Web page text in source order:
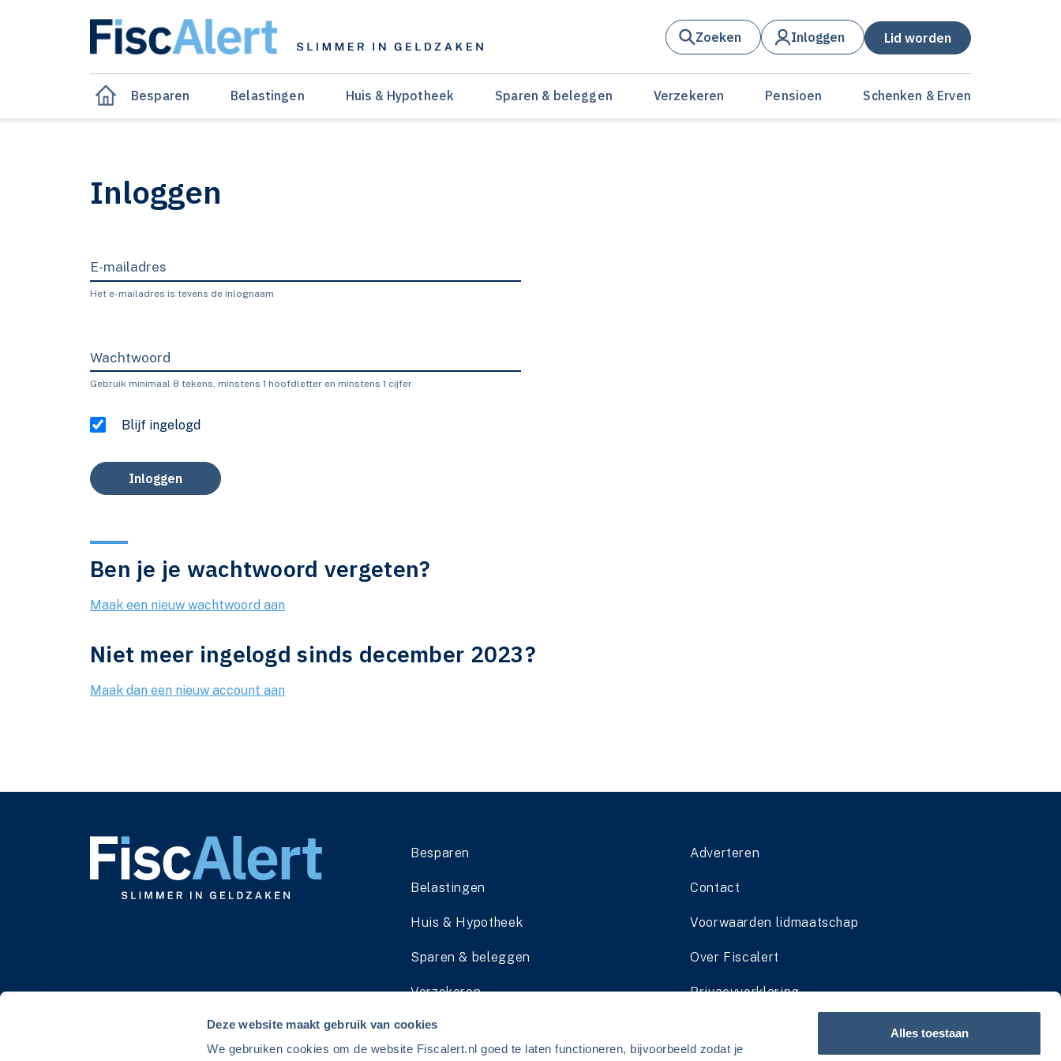
Deze website maakt gebruik van cookies
We gebruiken cookies om de website Fiscalert.nl goed te laten functioneren, bijvoorbeeld zodat je
Alles toestaan
Zoeken Inloggen Lid worden
Besparen Belastingen Huis & Hypotheek Sparen & beleggen Verzekeren Pensioen Schenken & Erven
Inloggen
E-mailadres
Het e-mailadres is tevens de inlognaam
Wachtwoord
Gebruik minimaal 8 tekens, minstens 1 hoofdletter en minstens 1 cijfer
Blijf ingelogd
Inloggen
Ben je je wachtwoord vergeten?
Maak een nieuw wachtwoord aan
Niet meer ingelogd sinds december 2023?
Maak dan een nieuw account aan
Besparen
Belastingen
Huis & Hypotheek
Sparen & beleggen
Verzekeren
Pensioen
Adverteren
Contact
Voorwaarden lidmaatschap
Over Fiscalert
Privacyverklaring